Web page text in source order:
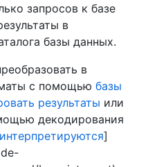
запросов к базе
в
базы данных.
в
с помощью базы
результаты или
декодирования
]